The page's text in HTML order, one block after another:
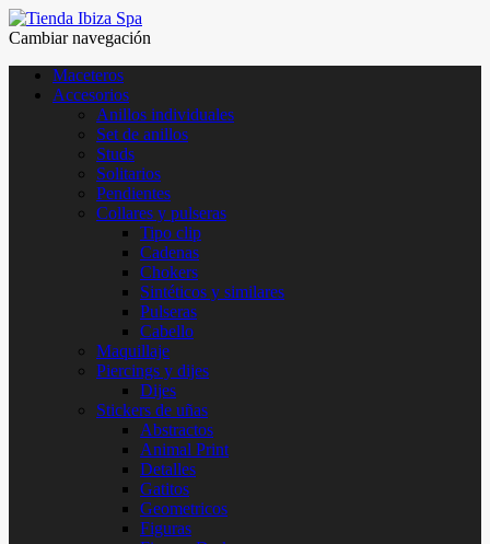
Cambiar navegación
Maceteros
Accesorios
Anillos individuales
Set de anillos
Studs
Solitarios
Pendientes
Collares y pulseras
Tipo clip
Cadenas
Chokers
Sintéticos y similares
Pulseras
Cabello
Maquillaje
Piercings y dijes
Dijes
Stickers de uñas
Abstractos
Animal Print
Detalles
Gatitos
Geometricos
Figuras